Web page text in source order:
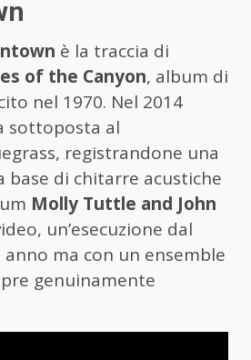
è la traccia di
of the Canyon, album di
nel 1970. Nel 2014
sottoposta al
registrandone una
base di chitarre acustiche
Molly Tuttle and John
un’esecuzione dal
ma con un ensemble
genuinamente